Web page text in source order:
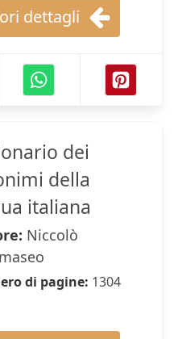
dettagli
dei
della
italiana
Niccolò
di pagine: 1304